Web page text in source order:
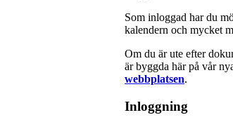
Som inloggad har du
kalendern och mycket
Om du är ute efter
är byggda här på vår
webbplatsen.
Inloggning